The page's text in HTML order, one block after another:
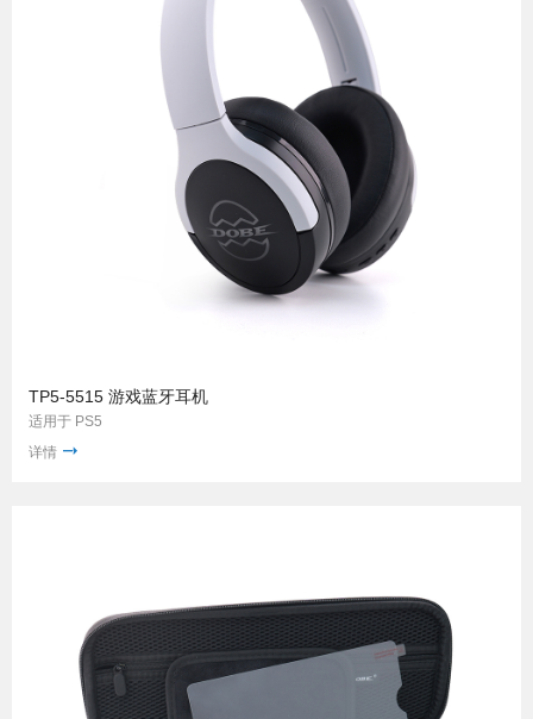
TP5-5515 游戏蓝牙耳机
适用于 PS5
详情